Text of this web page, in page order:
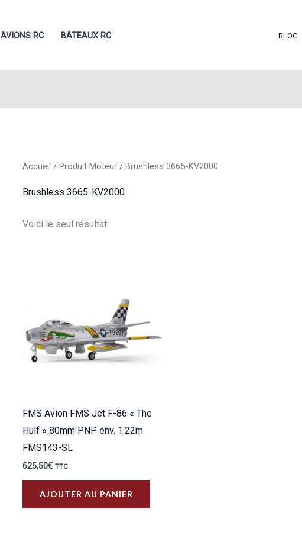
AVIONS RC BATEAUX RC BLOG
Accueil / Produit Moteur / Brushless 3665-KV2000
Brushless 3665-KV2000
Voici le seul résultat
FMS Avion FMS Jet F-86 « The
Hulf » 80mm PNP env. 1.22m
FMS143-SL
625,50€ TTC
AJOUTER AU PANIER